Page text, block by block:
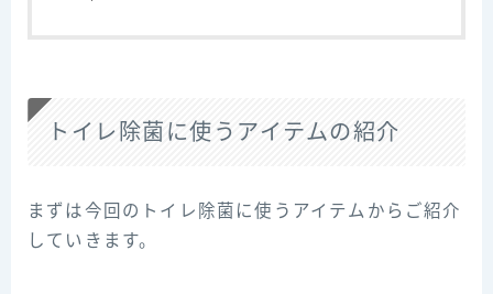
トイレ除菌に使うアイテムの紹介
まずは今回のトイレ除菌に使うアイテムからご紹介
していきます。